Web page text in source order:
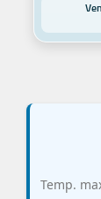
Temp.